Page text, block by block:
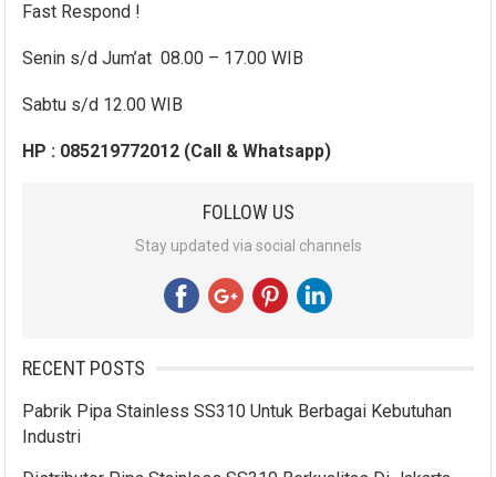
Fast Respond !
Senin s/d Jum’at 08.00 – 17.00 WIB
Sabtu s/d 12.00 WIB
HP : 085219772012 (Call & Whatsapp)
FOLLOW US
Stay updated via social channels
RECENT POSTS
Pabrik Pipa Stainless SS310 Untuk Berbagai Kebutuhan
Industri